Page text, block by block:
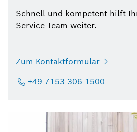
Schnell und kompetent hilft
Service Team weiter.
Zum Kontaktformular
+49 7153 306 1500